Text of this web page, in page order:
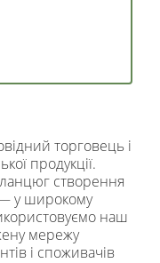
торговець і
продукції.
створення
у широкому
наш
мережу
і споживачів